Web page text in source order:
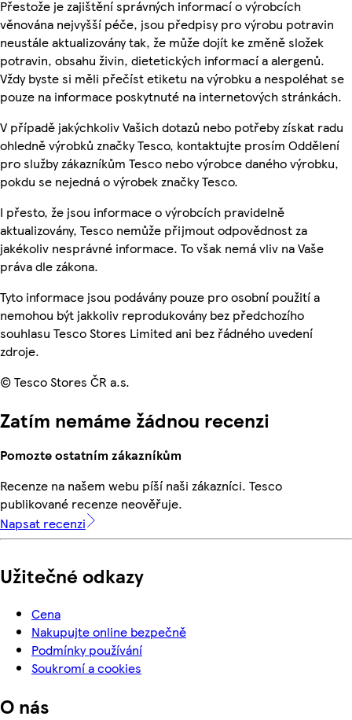
Přestože je zajištění správných informací o výrobcích
věnována nejvyšší péče, jsou předpisy pro výrobu potravin
neustále aktualizovány tak, že může dojít ke změně složek
potravin, obsahu živin, dietetických informací a alergenů.
Vždy byste si měli přečíst etiketu na výrobku a nespoléhat se
pouze na informace poskytnuté na internetových stránkách.
V případě jakýchkoliv Vašich dotazů nebo potřeby získat radu
ohledně výrobků značky Tesco, kontaktujte prosím Oddělení
pro služby zákazníkům Tesco nebo výrobce daného výrobku,
pokdu se nejedná o výrobek značky Tesco.
I přesto, že jsou informace o výrobcích pravidelně
aktualizovány, Tesco nemůže přijmout odpovědnost za
jakékoliv nesprávné informace. To však nemá vliv na Vaše
práva dle zákona.
Tyto informace jsou podávány pouze pro osobní použití a
nemohou být jakkoliv reprodukovány bez předchozího
souhlasu Tesco Stores Limited ani bez řádného uvedení
zdroje.
© Tesco Stores ČR a.s.
Zatím nemáme žádnou recenzi
Pomozte ostatním zákazníkům
Recenze na našem webu píší naši zákazníci. Tesco
publikované recenze neověřuje.
Napsat recenzi
Užitečné odkazy
Cena
Nakupujte online bezpečně
Podmínky používání
Soukromí a cookies
O nás